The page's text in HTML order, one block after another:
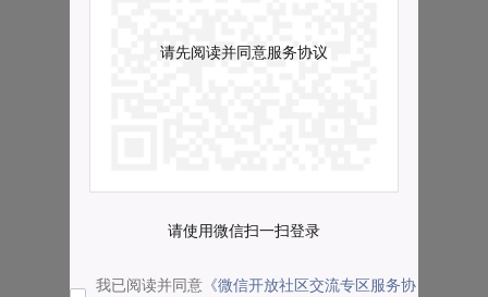
请先阅读并同意服务协议
请使用微信扫一扫登录
我已阅读并同意 《微信开放社区交流专区服务协